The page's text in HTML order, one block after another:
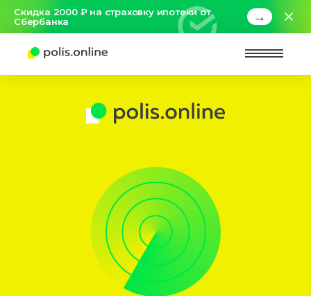
Скидка 2000 ₽ на страховку ипотеки от
Сбербанка
→